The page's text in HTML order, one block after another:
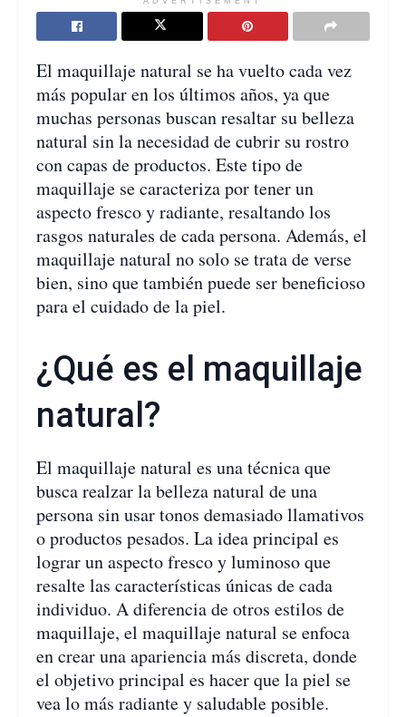
El maquillaje natural se ha vuelto cada vez
más popular en los últimos años, ya que
muchas personas buscan resaltar su belleza
natural sin la necesidad de cubrir su rostro
con capas de productos. Este tipo de
maquillaje se caracteriza por tener un
aspecto fresco y radiante, resaltando los
rasgos naturales de cada persona. Además, el
maquillaje natural no solo se trata de verse
bien, sino que también puede ser beneficioso
para el cuidado de la piel.
¿Qué es el maquillaje
natural?
El maquillaje natural es una técnica que
busca realzar la belleza natural de una
persona sin usar tonos demasiado llamativos
o productos pesados. La idea principal es
lograr un aspecto fresco y luminoso que
resalte las características únicas de cada
individuo. A diferencia de otros estilos de
maquillaje, el maquillaje natural se enfoca
en crear una apariencia más discreta, donde
el objetivo principal es hacer que la piel se
vea lo más radiante y saludable posible.